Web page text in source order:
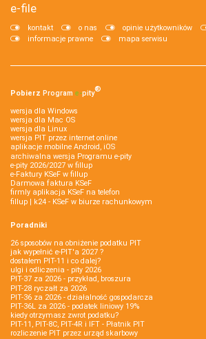
e-file
kontakt o nas opinie użytkowników
informacje prawne
mapa serwisu
Pobierz Program e‑pity®
wersja dla Windows
wersja dla Mac OS
wersja dla Linux
wersja PIT przez internet online
aplikacje mobilne Android, iOS
archiwalna wersja Programu e-pity
e-pity 2026/2027 w fillup
e‑Faktury KSeF w fillup
Darmowa faktura KSeF
firmly aplikacja KSeF na telefon
fillup | k24 - KSeF w biurze rachunkowym
Poradniki
26 sposobów na obniżenie podatku PIT
jak wypełnić e-PIT'a 2027 ?
dostałem PIT-11 i co dalej?
ulgi i odliczenia - pity 2026
PIT-37 za 2026 - przykład, broszura
PIT-28 ryczałt za 2026
PIT-36 za 2026 - działalność gospodarcza
PIT-36L za 2026 - podatek liniowy 19%
kiedy otrzymasz zwrot podatku?
PIT-11, PIT-8C, PIT-4R i IFT - Płatnik PIT
rozliczenie PIT przez urząd skarbowy